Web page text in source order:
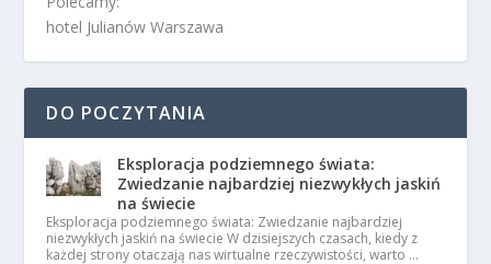
hotel Julianów Warszawa
DO POCZYTANIA
Eksploracja podziemnego świata:
Zwiedzanie najbardziej niezwykłych jaskiń
na świecie
Eksploracja podziemnego świata: Zwiedzanie najbardziej
niezwykłych jaskiń na świecie W dzisiejszych czasach, kiedy z
każdej strony otaczają nas wirtualne rzeczywistości, warto …